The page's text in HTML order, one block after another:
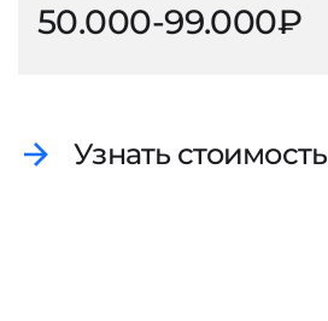
50.000-99.000₽
Узнать стоимость